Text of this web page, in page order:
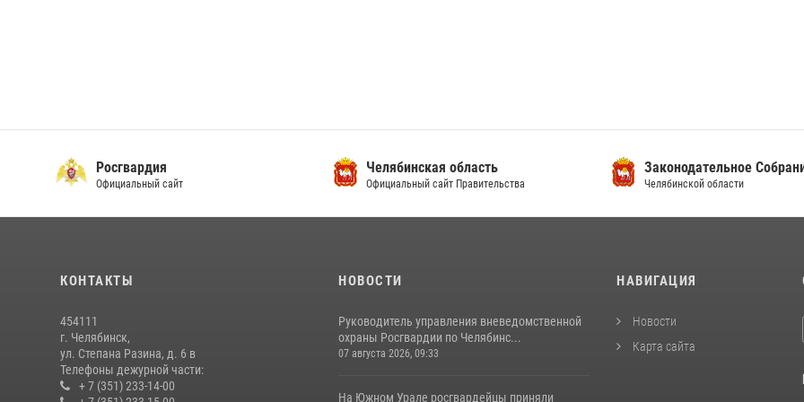
Росгвардия
Официальный сайт
Челябинская область
Официальный сайт Правительства
Законодательное
Челябинской области
КОНТАКТЫ
454111
г. Челябинск,
ул. Степана Разина, д. 6 в
Телефоны дежурной части:
+ 7 (351) 233-14-00
НОВОСТИ
Руководитель управления вневедомственной
охраны Росгвардии по Челябинс...
07 августа 2026, 09:33
На Южном Урале росгвардейцы приняли
НАВИГАЦИЯ
Новости
Карта сайта